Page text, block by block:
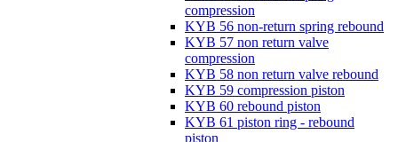
compression
KYB 56 non-return spring rebound
KYB 57 non return valve
compression
KYB 58 non return valve rebound
KYB 59 compression piston
KYB 60 rebound piston
KYB 61 piston ring - rebound
piston